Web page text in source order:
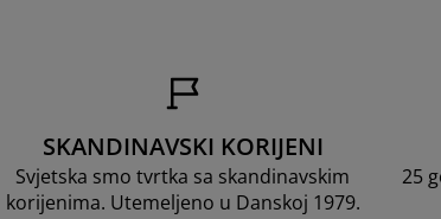
SKANDINAVSKI KORIJENI
Svjetska smo tvrtka sa skandinavskim
korijenima. Utemeljeno u Danskoj 1979.
25